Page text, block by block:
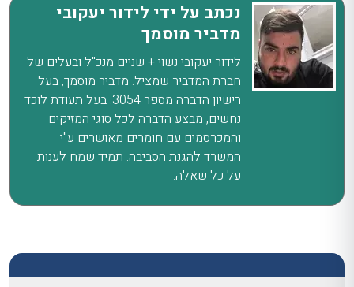
נכתב על ידי לידור יעקובי
מדביר מוסמך
לידור יעקובי נשוי + שניים מנכ"ל ובעלים של
חברת המדביר שמציל. מדביר מוסמך, בעל
רישיון הדברה מספר 3054. בעל תעודת לוכד
נחשים, מבצע הדברה לכל סוגי המזיקים
והמכרסמים עם חומרים מאושרים ע"י
המשרד להגנת הסביבה. תמיד שמח לענות
על כל שאלה.